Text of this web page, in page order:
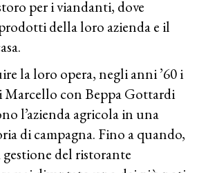
per i viandanti, dove
della loro azienda e il
la loro opera, negli anni ’60 i
Marcello con Beppa Gottardi
l’azienda agricola in una
di campagna. Fino a quando,
gestione del ristorante